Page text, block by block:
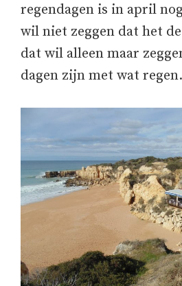
regendagen is in april
wil niet zeggen dat het
dat wil alleen maar
dagen zijn met wat regen.